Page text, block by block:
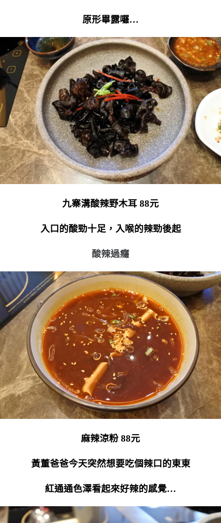
原形畢露囉…
九寨溝酸辣野木耳 88元
入口的酸勁十足，入喉的辣勁後起
酸辣過癮
麻辣涼粉 88元
黃董爸爸今天突然想要吃個辣口的東東
紅通通色澤看起來好辣的感覺…